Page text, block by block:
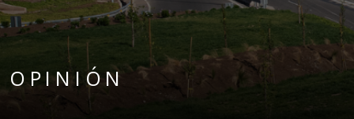
OPINIÓN